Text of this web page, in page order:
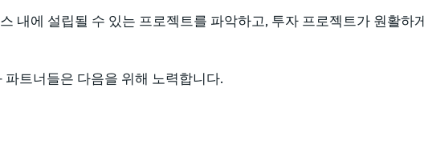
내에 설립될 수 있는 프로젝트를 파악하고, 투자 프로젝트가 원활하
트너들은 다음을 위해 노력합니다.